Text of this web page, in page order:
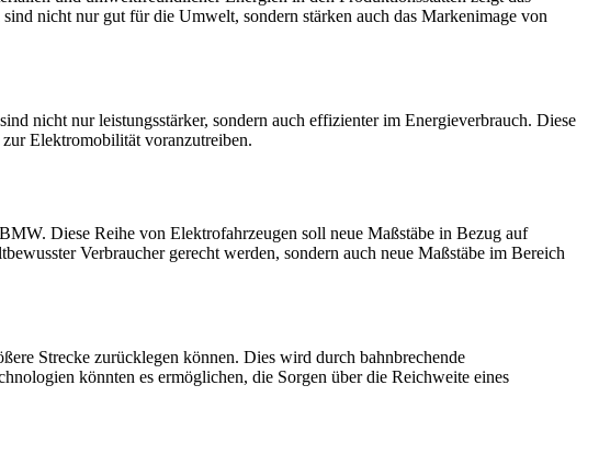
nicht nur gut für die Umwelt, sondern stärken auch das Markenimage von
nicht nur leistungsstärker, sondern auch effizienter im Energieverbrauch. Diese
Elektromobilität voranzutreiben.
Diese Reihe von Elektrofahrzeugen soll neue Maßstäbe in Bezug auf
Verbraucher gerecht werden, sondern auch neue Maßstäbe im Bereich
Strecke zurücklegen können. Dies wird durch bahnbrechende
könnten es ermöglichen, die Sorgen über die Reichweite eines